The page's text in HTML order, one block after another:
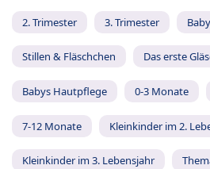
2. Trimester 3. Trimester
Stillen & Fläschchen Das erste
Babys Hautpflege 0-3 Monate
7-12 Monate Kleinkinder im 2.
Kleinkinder im 3. Lebensjahr